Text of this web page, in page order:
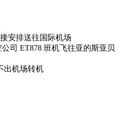
安排送往国际机场
司 ET878 班机飞往亚的斯亚贝
出机场转机